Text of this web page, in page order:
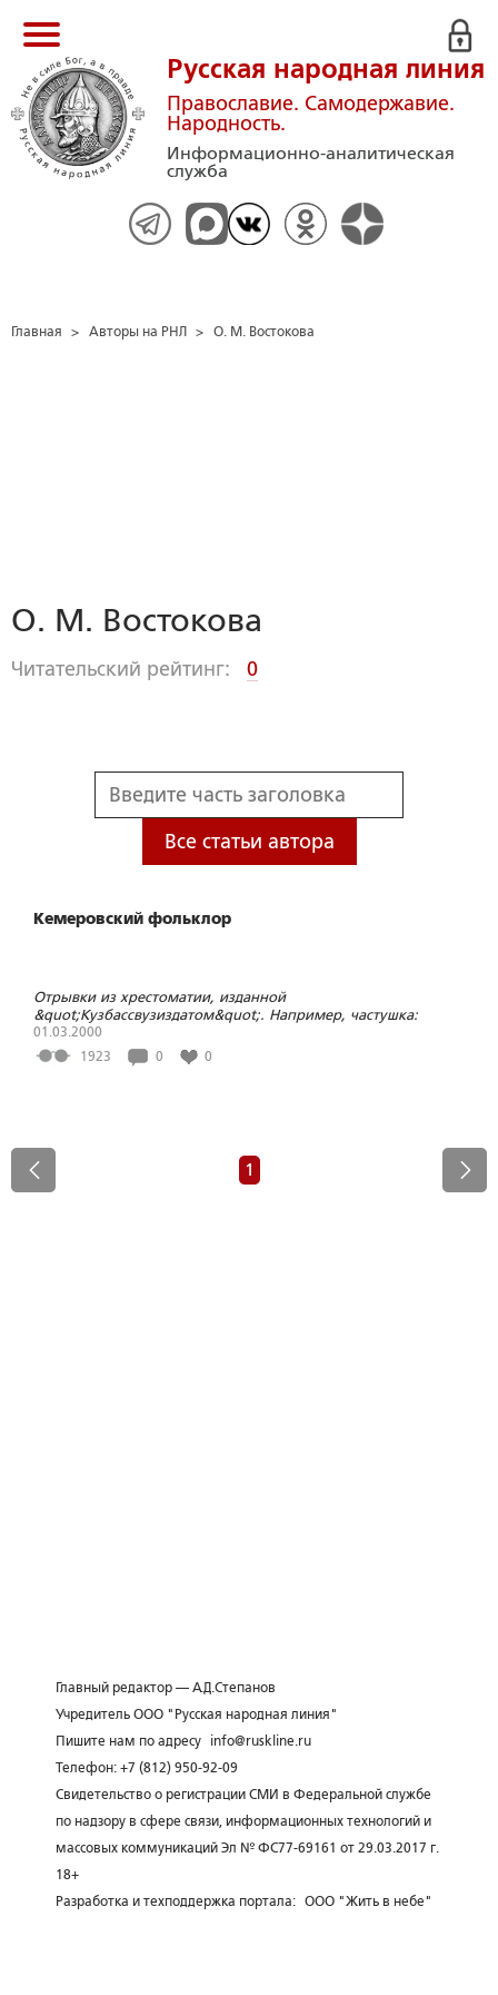
Русская народная линия
Православие. Самодержавие.
Народность.
Информационно-аналитическая
служба
Главная > Авторы на РНЛ > О. М. Востокова
О. М. Востокова
Читательский рейтинг: 0
Все статьи автора
Кемеровский фольклор
Отрывки из хрестоматии, изданной
&quot;Кузбассвузиздатом&quot;. Например, частушка:
&quot;кедра лазим, шишка бьем, бурундук в сельпо
сдаем:&quot;
01.03.2000
1923
0 0
1
Главный редактор — А.Д.Степанов
Учредитель ООО "Русская народная линия"
Пишите нам по адресу
info@ruskline.ru
Телефон: +7 (812) 950-92-09
Свидетельство о регистрации СМИ в Федеральной службе
по надзору в сфере связи, информационных технологий и
массовых коммуникаций Эл № ФС77-69161 от 29.03.2017 г.
18+
Разработка и техподдержка портала: ООО "Жить в небе"